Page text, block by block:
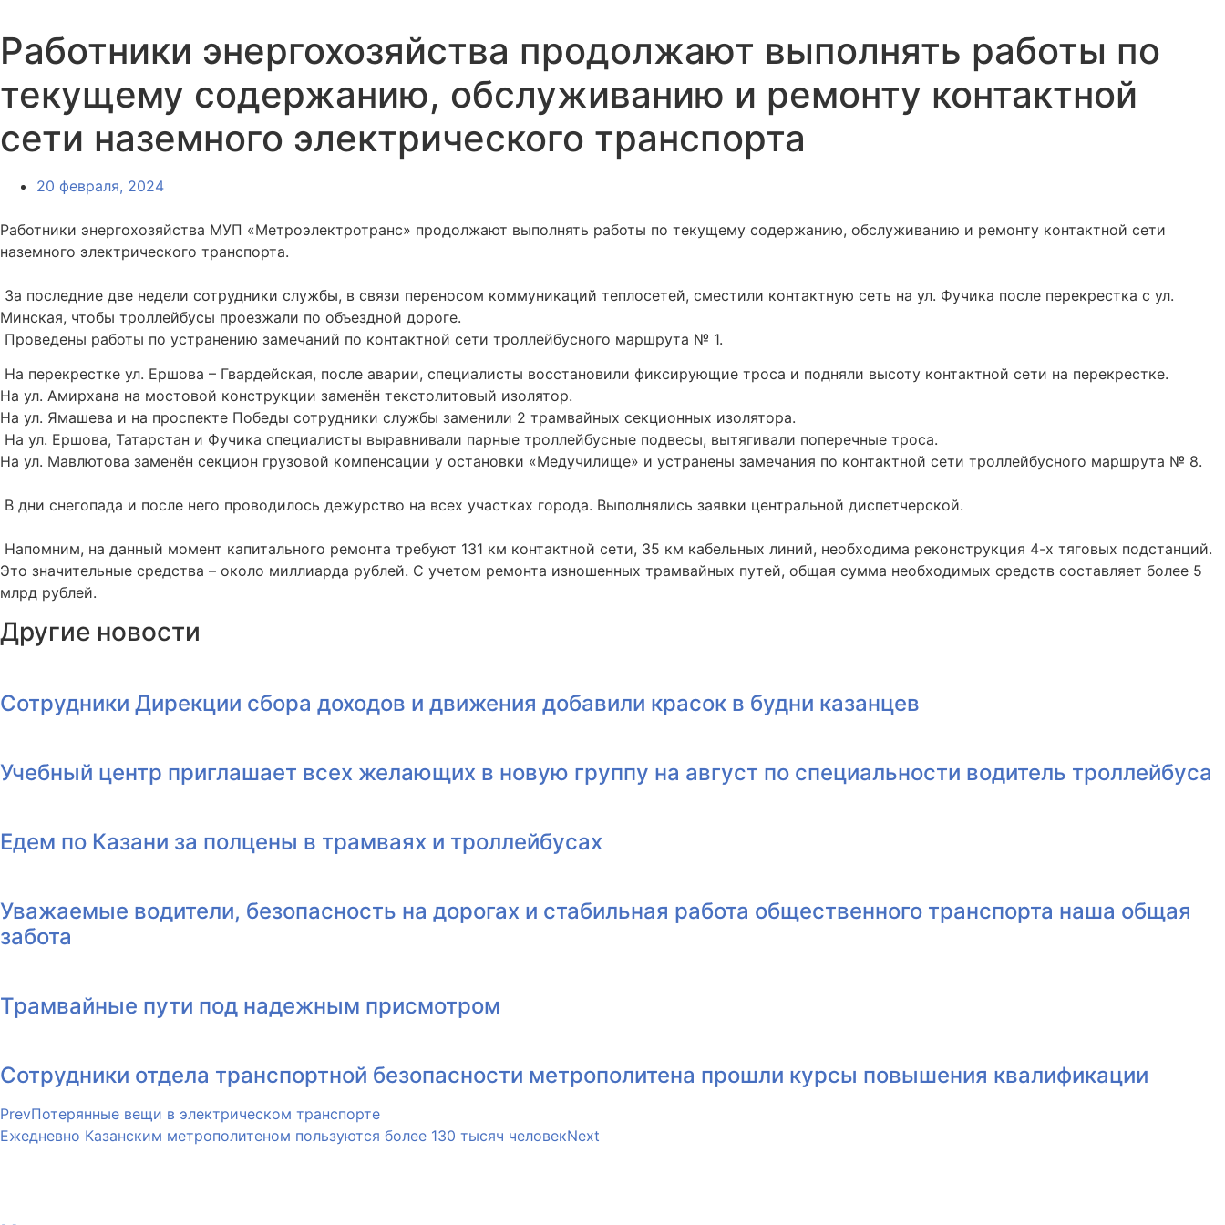
Работники энергохозяйства продолжают выполнять работы по
текущему содержанию, обслуживанию и ремонту контактной
сети наземного электрического транспорта
20 февраля, 2024
Работники энергохозяйства МУП «Метроэлектротранс» продолжают выполнять работы по текущему содержанию, обслуживанию и ремонту контактной сети
наземного электрического транспорта.
За последние две недели сотрудники службы, в связи переносом коммуникаций теплосетей, сместили контактную сеть на ул. Фучика после перекрестка с ул.
Минская, чтобы троллейбусы проезжали по объездной дороге.
Проведены работы по устранению замечаний по контактной сети троллейбусного маршрута № 1.
На перекрестке ул. Ершова – Гвардейская, после аварии, специалисты восстановили фиксирующие троса и подняли высоту контактной сети на перекрестке.
На ул. Амирхана на мостовой конструкции заменён текстолитовый изолятор.
На ул. Ямашева и на проспекте Победы сотрудники службы заменили 2 трамвайных секционных изолятора.
На ул. Ершова, Татарстан и Фучика специалисты выравнивали парные троллейбусные подвесы, вытягивали поперечные троса.
На ул. Мавлютова заменён секцион грузовой компенсации у остановки «Медучилище» и устранены замечания по контактной сети троллейбусного маршрута № 8.
В дни снегопада и после него проводилось дежурство на всех участках города. Выполнялись заявки центральной диспетчерской.
Напомним, на данный момент капитального ремонта требуют 131 км контактной сети, 35 км кабельных линий, необходима реконструкция 4-х тяговых подстанций.
Это значительные средства – около миллиарда рублей. С учетом ремонта изношенных трамвайных путей, общая сумма необходимых средств составляет более 5
млрд рублей.
Другие новости
Сотрудники Дирекции сбора доходов и движения добавили красок в будни казанцев
Учебный центр приглашает всех желающих в новую группу на август по специальности водитель троллейбуса
Едем по Казани за полцены в трамваях и троллейбусах
Уважаемые водители, безопасность на дорогах и стабильная работа общественного транспорта наша общая
забота
Трамвайные пути под надежным присмотром
Сотрудники отдела транспортной безопасности метрополитена прошли курсы повышения квалификации
PrevПотерянные вещи в электрическом транспорте
Ежедневно Казанским метрополитеном пользуются более 130 тысяч человекNext